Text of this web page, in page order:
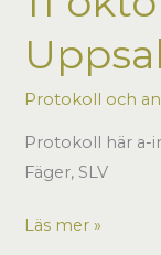
Protokoll och
Protokoll här a-
Fäger, SLV
11
Läs mer »